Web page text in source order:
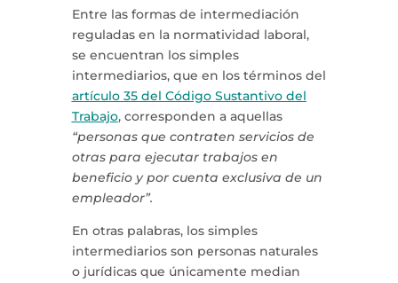
Entre las formas de intermediación
reguladas en la normatividad laboral,
se encuentran los simples
intermediarios, que en los términos del
artículo 35 del Código Sustantivo del
Trabajo, corresponden a aquellas
“personas que contraten servicios de
otras para ejecutar trabajos en
beneficio y por cuenta exclusiva de un
empleador”.
En otras palabras, los simples
intermediarios son personas naturales
o jurídicas que únicamente median